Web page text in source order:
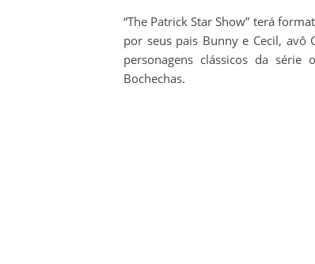
“The Patrick Star Show” terá
por seus pais Bunny e Cecil, avô
personagens clássicos da
Bochechas.